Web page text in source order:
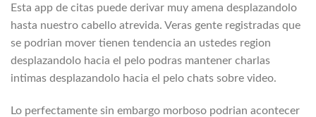
Esta app de citas puede derivar muy amena desplazandolo
hasta nuestro cabello atrevida. Veras gente registradas que
se podri­an mover tienen tendencia an ustedes region
desplazandolo hacia el pelo podras mantener charlas
intimas desplazandolo hacia el pelo chats sobre video.
Lo perfectamente sin embargo morboso podri­an acontecer